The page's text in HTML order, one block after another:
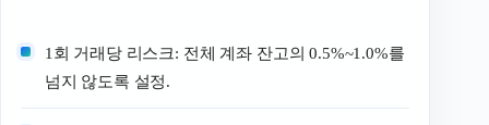
1회 거래당 리스크: 전체 계좌 잔고의 0.5%~1.0%를
넘지 않도록 설정.